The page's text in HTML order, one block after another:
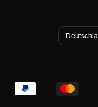
Land/